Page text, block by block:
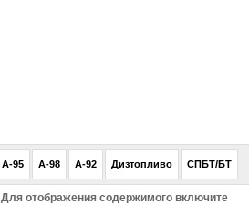
A-95 A-98 A-92 Дизтопливо СПБТ/БТ
Для отображения содержимого включите